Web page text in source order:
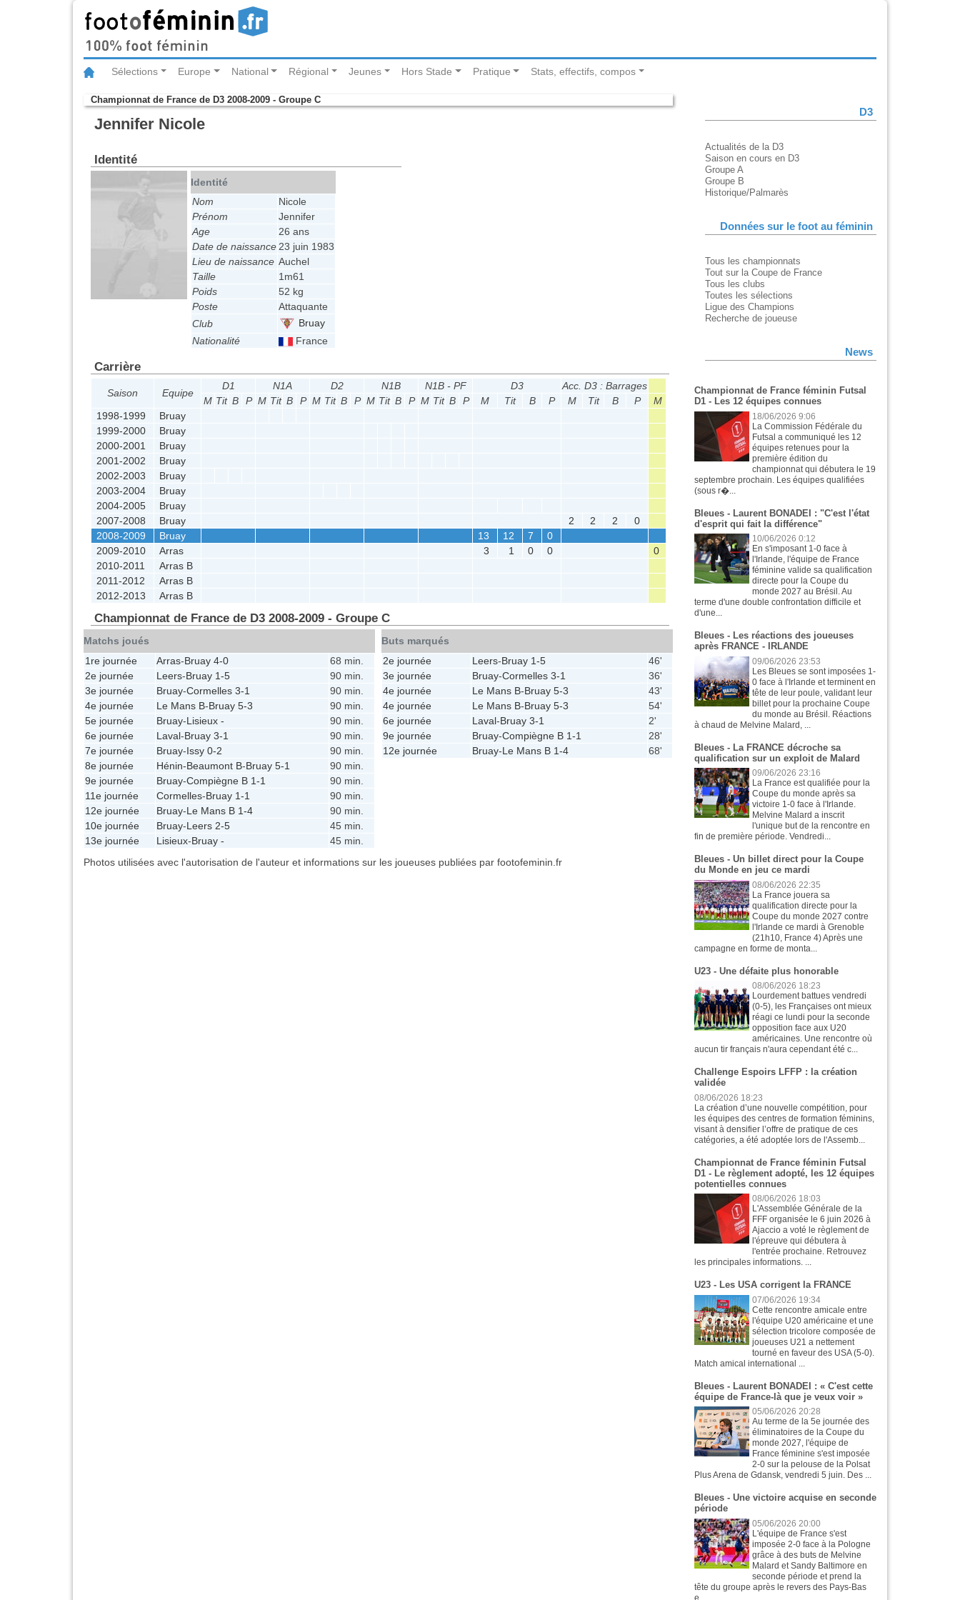
Sélections Europe National Régional Jeunes Hors Stade Pratique Stats, effectifs, compos
Championnat de France de D3 2008-2009 - Groupe C
Jennifer Nicole
Identité
Identité
Nom
Nicole
Prénom
Jennifer
Age
26 ans
Date de naissance23 juin 1983
Lieu de naissance Auchel
Taille
1m61
Poids
52 kg
Poste
Attaquante
Club
Bruay
Nationalité
France
Carrière
Saison Equipe
D1 N1A D2 N1B N1B - PF D3 Acc. D3 : Barrages
DH
M Tit B P M Tit B P M Tit B P M Tit B P M Tit B P M Tit B P M Tit B P M B P M Tit B
P
1998-1999
Bruay
1999-2000
Bruay
2000-2001
Bruay
2001-2002
Bruay
2002-2003
Bruay
2003-2004
Bruay
2004-2005
Bruay
2007-2008
Bruay 2 2 2
0
2008-2009
Bruay 13 12 7
0
2009-2010
Arras 3 1 0 0 0
2010-2011
Arras B
2011-2012
Arras B
2012-2013
Arras B
Championnat de France de D3 2008-2009 - Groupe C
Matchs joués
1re journée
Arras-Bruay 4-0
68 min.
2e journée
Leers-Bruay 1-5
90 min.
3e journée
Bruay-Cormelles 3-1
90 min.
4e journée
Le Mans B-Bruay 5-3
90 min.
5e journée
Bruay-Lisieux -
90 min.
6e journée
Laval-Bruay 3-1
90 min.
7e journée
Bruay-Issy 0-2
90 min.
8e journée
Hénin-Beaumont B-Bruay 5-1
90 min.
9e journée
Bruay-Compiègne B 1-1
90 min.
11e journée
Cormelles-Bruay 1-1
90 min.
12e journée
Bruay-Le Mans B 1-4
90 min.
10e journée
Bruay-Leers 2-5
45 min.
13e journée
Lisieux-Bruay - 45 min.
Buts marqués
2e journée
Leers-Bruay 1-5
46'
3e journée
Bruay-Cormelles 3-1
36'
4e journée
Le Mans B-Bruay 5-3
43'
4e journée
Le Mans B-Bruay 5-3
54'
6e journée
Laval-Bruay 3-1
2'
9e journée
Bruay-Compiègne B 1-1
28'
12e journée
Bruay-Le Mans B 1-4 68'
Photos utilisées avec l'autorisation de l'auteur et informations sur les joueuses publiées par footofeminin.fr
D3
Actualités de la D3
Saison en cours en D3
Groupe A
Groupe B
Historique/Palmarès
Données sur le foot au féminin
Tous les championnats
Tout sur la Coupe de France
Tous les clubs
Toutes les sélections
Ligue des Champions
Recherche de joueuse
News
Championnat de France féminin Futsal
D1 - Les 12 équipes connues
18/06/2026 9:06
La Commission Fédérale du
Futsal a communiqué les 12
équipes retenues pour la
première édition du
championnat qui débutera le 19
septembre prochain. Les équipes qualifiées
(sous r�...
Bleues - Laurent BONADEI : "C'est l'état
d'esprit qui fait la différence"
10/06/2026 0:12
En s'imposant 1-0 face à
l'Irlande, l'équipe de France
féminine valide sa qualification
directe pour la Coupe du
monde 2027 au Brésil. Au
terme d'une double confrontation difficile et
d'une...
Bleues - Les réactions des joueuses
après FRANCE - IRLANDE
09/06/2026 23:53
Les Bleues se sont imposées 1-
0 face à l'Irlande et terminent en
tête de leur poule, validant leur
billet pour la prochaine Coupe
du monde au Brésil. Réactions
à chaud de Melvine Malard, ...
Bleues - La FRANCE décroche sa
qualification sur un exploit de Malard
09/06/2026 23:16
La France est qualifiée pour la
Coupe du monde après sa
victoire 1-0 face à l'Irlande.
Melvine Malard a inscrit
l'unique but de la rencontre en
fin de première période. Vendredi...
Bleues - Un billet direct pour la Coupe
du Monde en jeu ce mardi
08/06/2026 22:35
La France jouera sa
qualification directe pour la
Coupe du monde 2027 contre
l'Irlande ce mardi à Grenoble
(21h10, France 4) Après une
campagne en forme de monta...
U23 - Une défaite plus honorable
08/06/2026 18:23
Lourdement battues vendredi
(0-5), les Françaises ont mieux
réagi ce lundi pour la seconde
opposition face aux U20
américaines. Une rencontre où
aucun tir français n'aura cependant été c...
Challenge Espoirs LFFP : la création
validée
08/06/2026 18:23
La création d’une nouvelle compétition, pour
les équipes des centres de formation féminins,
visant à densifier l’offre de pratique de ces
catégories, a été adoptée lors de l'Assemb...
Championnat de France féminin Futsal
D1 - Le règlement adopté, les 12 équipes
potentielles connues
08/06/2026 18:03
L'Assemblée Générale de la
FFF organisée le 6 juin 2026 à
Ajaccio a voté le règlement de
l'épreuve qui débutera à
l'entrée prochaine. Retrouvez
les principales informations. ...
U23 - Les USA corrigent la FRANCE
07/06/2026 19:34
Cette rencontre amicale entre
l'équipe U20 américaine et une
sélection tricolore composée de
joueuses U21 a nettement
tourné en faveur des USA (5-0).
Match amical international ...
Bleues - Laurent BONADEI : « C'est cette
équipe de France-là que je veux voir »
05/06/2026 20:28
Au terme de la 5e journée des
éliminatoires de la Coupe du
monde 2027, l'équipe de
France féminine s'est imposée
2-0 sur la pelouse de la Polsat
Plus Arena de Gdansk, vendredi 5 juin. Des ...
Bleues - Une victoire acquise en seconde
période
05/06/2026 20:00
L'équipe de France s'est
imposée 2-0 face à la Pologne
grâce à des buts de Melvine
Malard et Sandy Baltimore en
seconde période et prend la
tête du groupe après le revers des Pays-Bas
e...